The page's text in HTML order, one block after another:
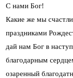
С нами Бог!
Какие же мы
праздниками
дай нам Бог в
благодарным
озаренный